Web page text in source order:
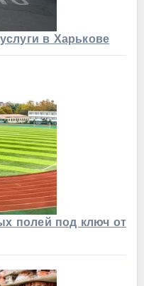
в Харькове
полей под ключ от